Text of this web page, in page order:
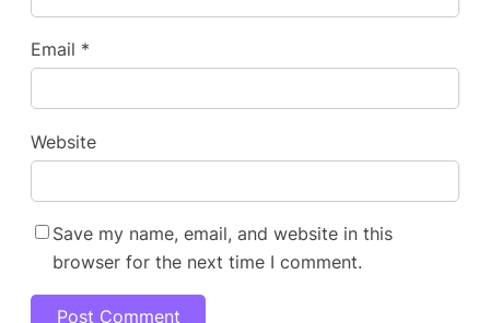
Email *
Website
Save my name, email, and website in this
browser for the next time I comment.